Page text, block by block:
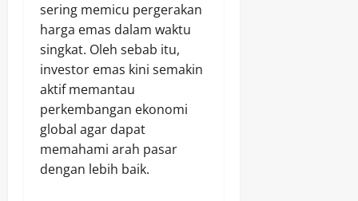
sering memicu pergerakan
harga emas dalam waktu
singkat. Oleh sebab itu,
investor emas kini semakin
aktif memantau
perkembangan ekonomi
global agar dapat
memahami arah pasar
dengan lebih baik.